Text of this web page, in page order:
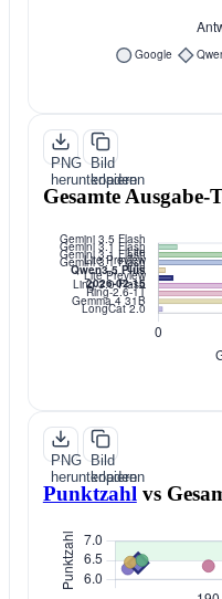
PNG
herunterladen
Bild
kopieren
Gesamte Ausgabe-
PNG
herunterladen
Bild
kopieren
Punktzahl vs